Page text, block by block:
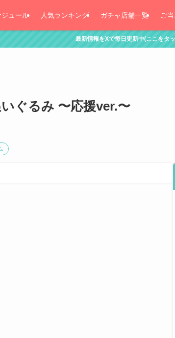
ュール 人気ランキング ガチャ店舗一覧 ご
最新情報をXで毎日更新中(ここをタッチ！)
ぐるみ 〜応援ver.〜